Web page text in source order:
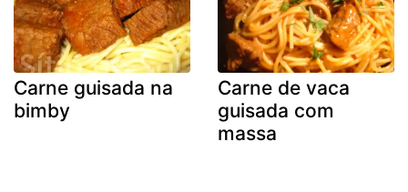
Carne guisada na
bimby
Carne de vaca
guisada com
massa